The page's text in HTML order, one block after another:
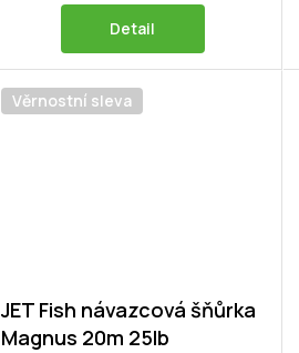
Detail
Věrnostní sleva
JET Fish návazcová šňůrka
Magnus 20m 25lb